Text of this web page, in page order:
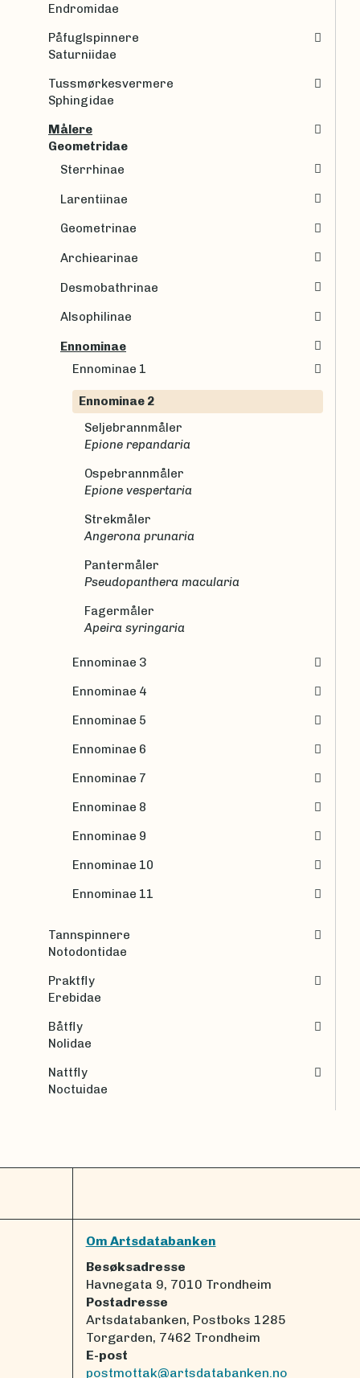
Endromidae
Påfuglspinnere
Saturniidae
Tussmørkesvermere
Sphingidae
Målere
Geometridae
Sterrhinae
Larentiinae
Geometrinae
Archiearinae
Desmobathrinae
Alsophilinae
Ennominae
Ennominae 1
Ennominae 2
Seljebrannmåler
Epione repandaria
Ospebrannmåler
Epione vespertaria
Strekmåler
Angerona prunaria
Pantermåler
Pseudopanthera macularia
Fagermåler
Apeira syringaria
Ennominae 3
Ennominae 4
Ennominae 5
Ennominae 6
Ennominae 7
Ennominae 8
Ennominae 9
Ennominae 10
Ennominae 11
Tannspinnere
Notodontidae
Praktfly
Erebidae
Båtfly
Nolidae
Nattfly
Noctuidae
Om Artsdatabanken
Besøksadresse
Havnegata 9, 7010 Trondheim
Postadresse
Artsdatabanken, Postboks 1285
Torgarden, 7462 Trondheim
E-post
postmottak@artsdatabanken.no